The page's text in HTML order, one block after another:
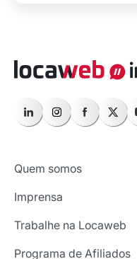
Quem somos
Imprensa
Trabalhe na Locaweb
Programa de Afiliados